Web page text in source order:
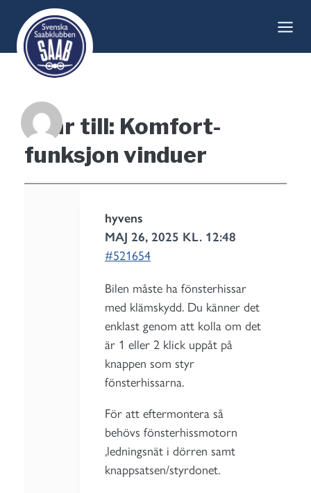
content
Svar till: Komfort-
funksjon vinduer
hyvens
MAJ 26, 2025 KL. 12:48
#521654
Bilen måste ha fönsterhissar
med klämskydd. Du känner det
enklast genom att kolla om det
är 1 eller 2 klick uppåt på
knappen som styr
fönsterhissarna.
För att eftermontera så
behövs fönsterhissmotorn
,ledningsnät i dörren samt
knappsatsen/styrdonet.